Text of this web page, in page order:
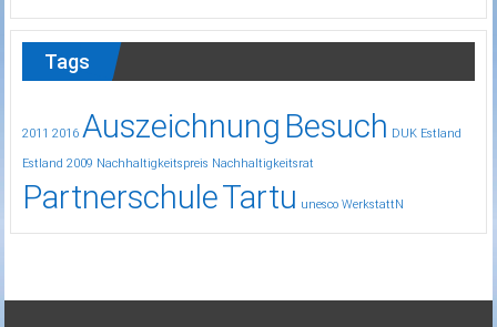
Tags
2011 2016 Auszeichnung Besuch DUK Estland
Estland 2009 Nachhaltigkeitspreis Nachhaltigkeitsrat
PartnerschuleTartu unesco WerkstattN